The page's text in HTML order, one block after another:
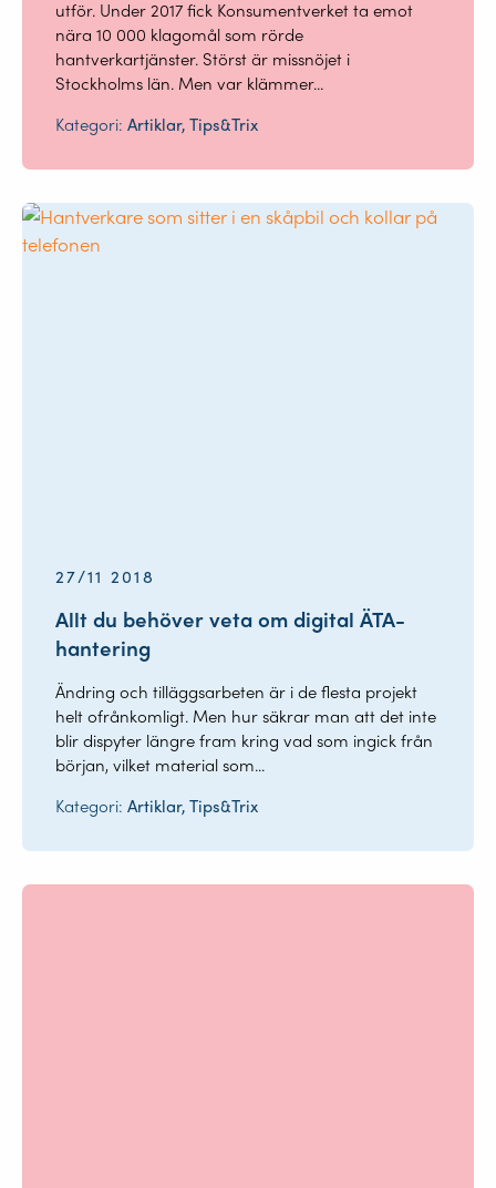
utför. Under 2017 fick Konsumentverket ta emot
nära 10 000 klagomål som rörde
hantverkartjänster. Störst är missnöjet i
Stockholms län. Men var klämmer...
Kategori:Artiklar, Tips&Trix
27/11 2018
Allt du behöver veta om digital ÄTA-
hantering
Ändring och tilläggsarbeten är i de flesta projekt
helt ofrånkomligt. Men hur säkrar man att det inte
blir dispyter längre fram kring vad som ingick från
början, vilket material som...
Kategori:Artiklar, Tips&Trix